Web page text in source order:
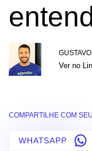
Ver no
COMPARTILHE COM
WHATSAPP